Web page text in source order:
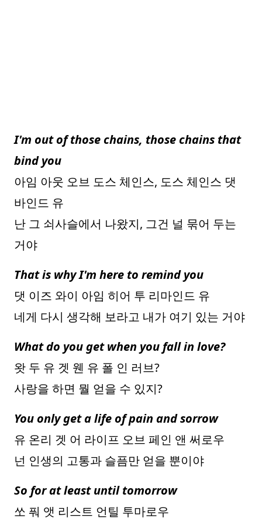
I'm out of those chains, those chains that
bind you
아임 아웃 오브 도스 체인스, 도스 체인스 댓
바인드 유
난 그 쇠사슬에서 나왔지, 그건 널 묶어 두는
거야
That is why I'm here to remind you
댓 이즈 와이 아임 히어 투 리마인드 유
네게 다시 생각해 보라고 내가 여기 있는 거야
What do you get when you fall in love?
왓 두 유 겟 웬 유 폴 인 러브?
사랑을 하면 뭘 얻을 수 있지?
You only get a life of pain and sorrow
유 온리 겟 어 라이프 오브 페인 앤 써로우
넌 인생의 고통과 슬픔만 얻을 뿐이야
So for at least until tomorrow
쏘 풔 앳 리스트 언틸 투마로우